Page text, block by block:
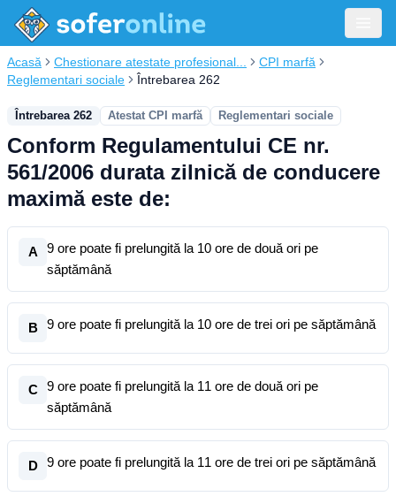
Acasă Chestionare atestate profesional...
CPI marfă
Reglementari sociale
Întrebarea 262
Întrebarea 262 Atestat CPI marfă Reglementari sociale
Conform Regulamentului CE nr.
561/2006 durata zilnică de conducere
maximă este de:
A
9 ore poate fi prelungită la 10 ore de două ori pe
săptămână
B 9 ore poate fi prelungită la 10 ore de trei ori pe săptămână
C
9 ore poate fi prelungită la 11 ore de două ori pe
săptămână
D 9 ore poate fi prelungită la 11 ore de trei ori pe săptămână